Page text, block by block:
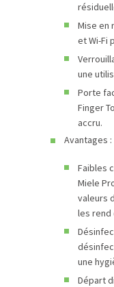
Mise en
et Wi-Fi
une
Porte
Finger
accru.
Avantages :
Faibles
Miele
valeurs
les rend
une
Départ